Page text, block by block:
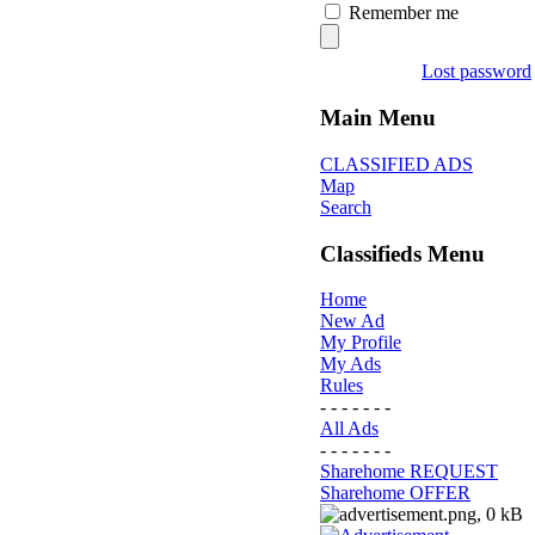
Remember me
Lost password
Main Menu
CLASSIFIED ADS
Map
Search
Classifieds Menu
Home
New Ad
My Profile
My Ads
Rules
- - - - - - -
All Ads
- - - - - - -
Sharehome REQUEST
Sharehome OFFER